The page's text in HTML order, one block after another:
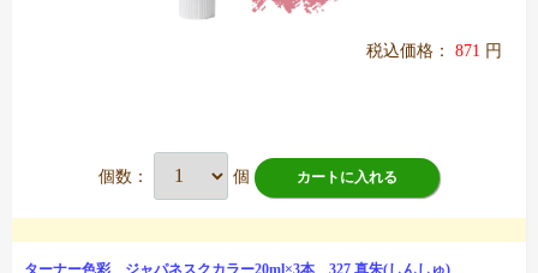
税込価格： 871 円
個数： 個 カートに入れる
ターナー色彩 ジャパネスクカラー20ml×3本 327 真朱(しんしゅ)